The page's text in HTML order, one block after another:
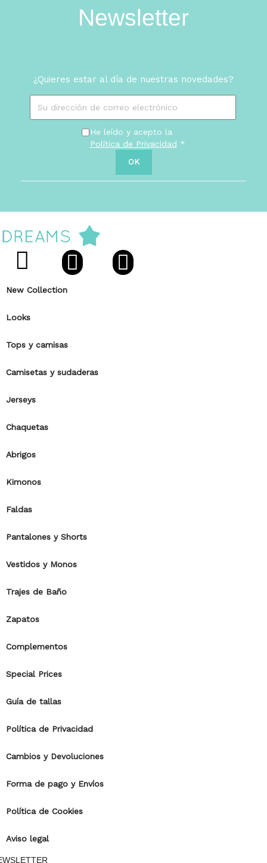
Newsletter
¿Quieres estar al día de nuestras novedades?
He leído y acepto la
Política de Privacidad *
New Collection
Looks
Tops y camisas
Camisetas y sudaderas
Jerseys
Chaquetas
Abrigos
Kimonos
Faldas
Pantalones y Shorts
Vestidos y Monos
Trajes de Baño
Zapatos
Complementos
Special Prices
Guía de tallas
Política de Privacidad
Cambios y Devoluciones
Forma de pago y Envíos
Política de Cookies
Aviso legal